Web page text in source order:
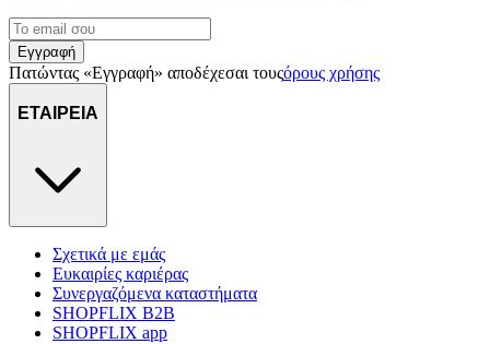
Εγγραφή
Πατώντας «Εγγραφή» αποδέχεσαι τουςόρους χρήσης
ΕΤΑΙΡΕΙΑ
Σχετικά με εμάς
Ευκαιρίες καριέρας
Συνεργαζόμενα καταστήματα
SHOPFLIX B2B
SHOPFLIX app